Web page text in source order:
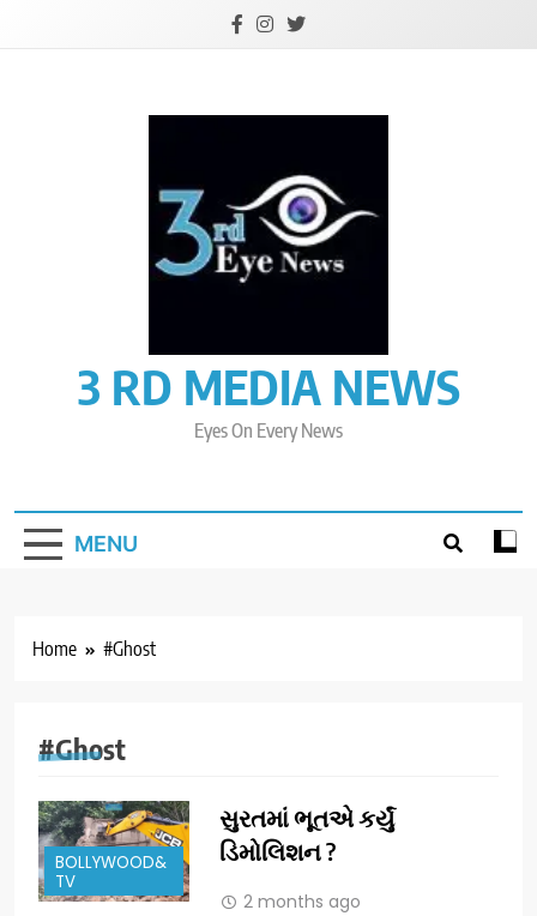
3 RD MEDIA NEWS
Eyes On Every News
MENU
Home #Ghost
#Ghost
BOLLYWOOD&
TV
સુરતમાં ભૂતએ કર્યું
ડિમોલિશન ?
2 months ago